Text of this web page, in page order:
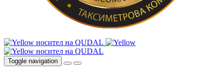
Toggle navigation